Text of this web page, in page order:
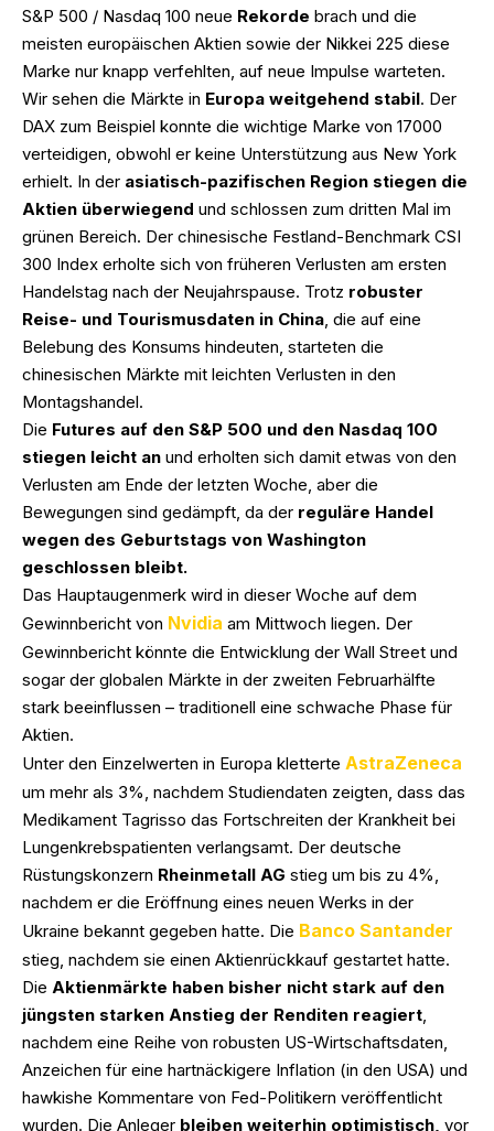
S&P 500 / Nasdaq 100 neue Rekorde brach und die
meisten europäischen Aktien sowie der Nikkei 225 diese
Marke nur knapp verfehlten, auf neue Impulse warteten.
Wir sehen die Märkte in Europa weitgehend stabil. Der
DAX zum Beispiel konnte die wichtige Marke von 17000
verteidigen, obwohl er keine Unterstützung aus New York
erhielt. In der asiatisch-pazifischen Region stiegen die
Aktien überwiegend und schlossen zum dritten Mal im
grünen Bereich. Der chinesische Festland-Benchmark CSI
300 Index erholte sich von früheren Verlusten am ersten
Handelstag nach der Neujahrspause. Trotz robuster
Reise- und Tourismusdaten in China, die auf eine
Belebung des Konsums hindeuten, starteten die
chinesischen Märkte mit leichten Verlusten in den
Montagshandel.
Die Futures auf den S&P 500 und den Nasdaq 100
stiegen leicht an und erholten sich damit etwas von den
Verlusten am Ende der letzten Woche, aber die
Bewegungen sind gedämpft, da der reguläre Handel
wegen des Geburtstags von Washington
geschlossen bleibt.
Das Hauptaugenmerk wird in dieser Woche auf dem
Gewinnbericht von Nvidia am Mittwoch liegen. Der
Gewinnbericht könnte die Entwicklung der Wall Street und
sogar der globalen Märkte in der zweiten Februarhälfte
stark beeinflussen – traditionell eine schwache Phase für
Aktien.
Unter den Einzelwerten in Europa kletterte AstraZeneca
um mehr als 3%, nachdem Studiendaten zeigten, dass das
Medikament Tagrisso das Fortschreiten der Krankheit bei
Lungenkrebspatienten verlangsamt. Der deutsche
Rüstungskonzern Rheinmetall AG stieg um bis zu 4%,
nachdem er die Eröffnung eines neuen Werks in der
Ukraine bekannt gegeben hatte. Die Banco Santander
stieg, nachdem sie einen Aktienrückkauf gestartet hatte.
Die Aktienmärkte haben bisher nicht stark auf den
jüngsten starken Anstieg der Renditen reagiert,
nachdem eine Reihe von robusten US-Wirtschaftsdaten,
Anzeichen für eine hartnäckigere Inflation (in den USA) und
hawkishe Kommentare von Fed-Politikern veröffentlicht
wurden. Die Anleger bleiben weiterhin optimistisch, vor